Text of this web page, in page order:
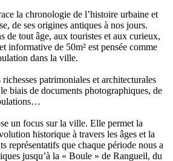
la chronologie de l’histoire urbaine et
de ses origines antiques à nos jours.
de tout âge, aux touristes et aux curieux,
informative de 50m² est pensée comme
dans la ville.
patrimoniales et architecturales
biais de documents photographiques, de
un focus sur la ville. Elle permet la
historique à travers les âges et la
représentatifs que chaque période nous a
jusqu’à la « Boule » de Rangueil, du